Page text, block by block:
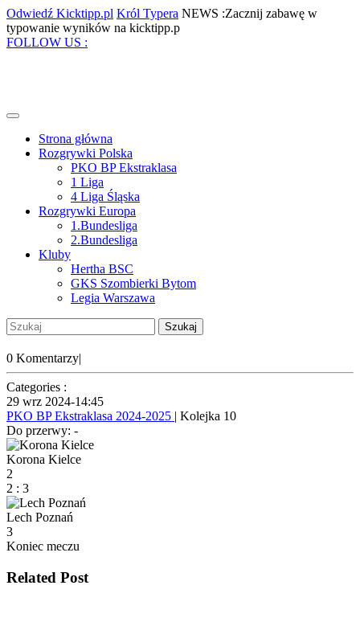
Skip
to
content
Odwiedź Kicktipp.pl Odwiedź
Kicktipp.pl
Król Typera Król
Typera
NEWS :Zacznij zabawę w
typowanie wyników na kicktipp.pZacznij
FOLLOW US :
Open
Strona główna
Rozgrywki Polska
PKO BP Ekstraklasa
1 Liga
4 Liga Śląska
Rozgrywki Europa
1.Bundesliga
2.Bundesliga
Kluby
Hertha BSC
GKS Szombierki Bytom
Legia Warszawa
Close
Menu
Szukaj:
Account
0 Komentarzy|
Categories :
29 wrz 2024-14:45
PKO BP Ekstraklasa 2024-2025 | Kolejka 10
Do przerwy: -
Korona Kielce
2
2 : 3
Lech Poznań
3
Koniec meczu
Related Post